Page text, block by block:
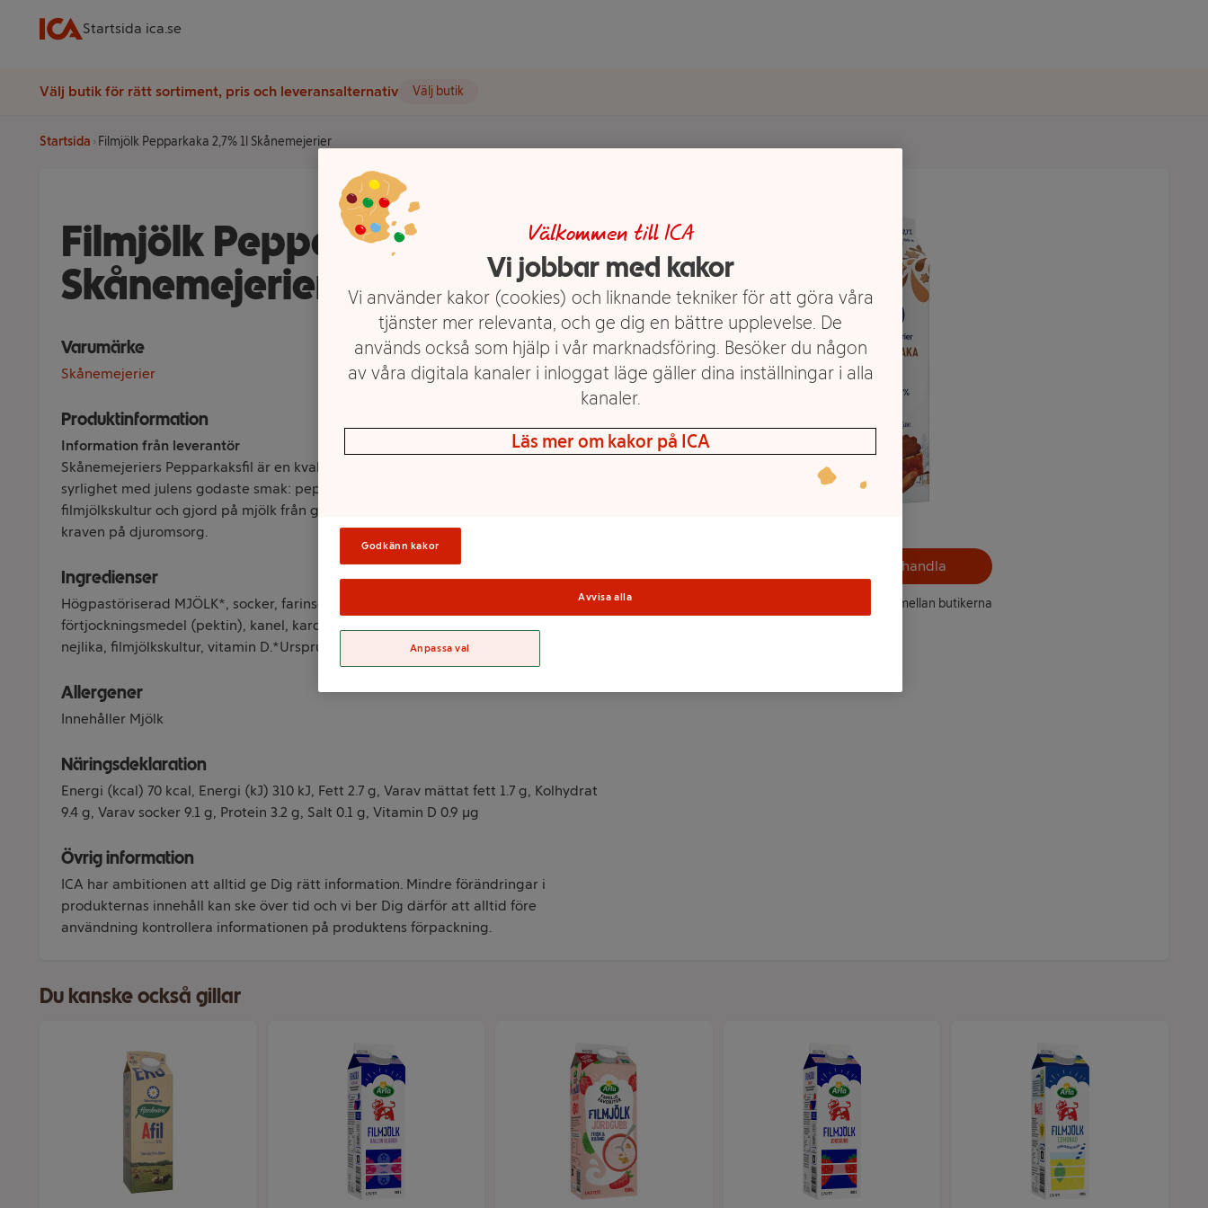
Startsida ica.se
Välj butik för rätt sortiment, pris och leveransalternativ Välj butik
Startsida Filmjölk Pepparkaka 2,7% 1l Skånemejerier
Filmjölk Pepparkaka 2,7% 1l
Skånemejerier
Varumärke
Skånemejerier
Produktinformation
Information från leverantör
Skånemejeriers Pepparkaksfil är en kvalitetsfil som kombinerar filens naturliga
syrlighet med julens godaste smak: pepparkaka. Vår pepparkaksfil är syrad med
filmjölkskultur och gjord på mjölk från gårdar i södra Sverige med de högsta
kraven på djuromsorg.
Ingredienser
Högpastöriserad MJÖLK*, socker, farinsocker, majsstärkelse, naturlig arom,
förtjockningsmedel (pektin), kanel, kardemumma, syra (citronsyra), ingefära,
nejlika, filmjölkskultur, vitamin D.*Ursprungsland: Sverige.
Allergener
Innehåller Mjölk
Näringsdeklaration
Energi (kcal) 70 kcal, Energi (kJ) 310 kJ, Fett 2.7 g, Varav mättat fett 1.7 g, Kolhydrat
9.4 g, Varav socker 9.1 g, Protein 3.2 g, Salt 0.1 g, Vitamin D 0.9 µg
Övrig information
ICA har ambitionen att alltid ge Dig rätt information. Mindre förändringar i
produkternas innehåll kan ske över tid och vi ber Dig därför att alltid före
användning kontrollera informationen på produktens förpackning.
Välj butik och handla
Sortimentet kan variera mellan butikerna
Du kanske också gillar
Välkommen till ICA
Vi jobbar med kakor
Vi använder kakor (cookies) och liknande tekniker för att göra våra
tjänster mer relevanta, och ge dig en bättre upplevelse. De
används också som hjälp i vår marknadsföring. Besöker du någon
av våra digitala kanaler i inloggat läge gäller dina inställningar i alla
kanaler.
Läs mer om kakor på ICA
Godkänn kakor
Avvisa alla
Anpassa val